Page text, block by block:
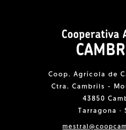
Coop. Agrícola de
Ctra. Cambrils -
43850
Tarragona ·